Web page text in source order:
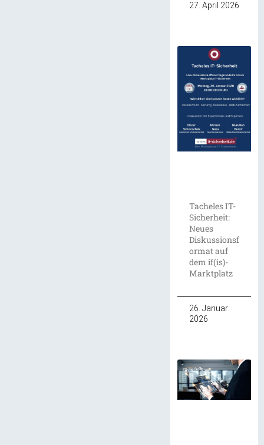
27. April 2026
Tacheles IT-
Sicherheit:
Neues
Diskussionsf
ormat auf
dem if(is)-
Marktplatz
26. Januar
2026